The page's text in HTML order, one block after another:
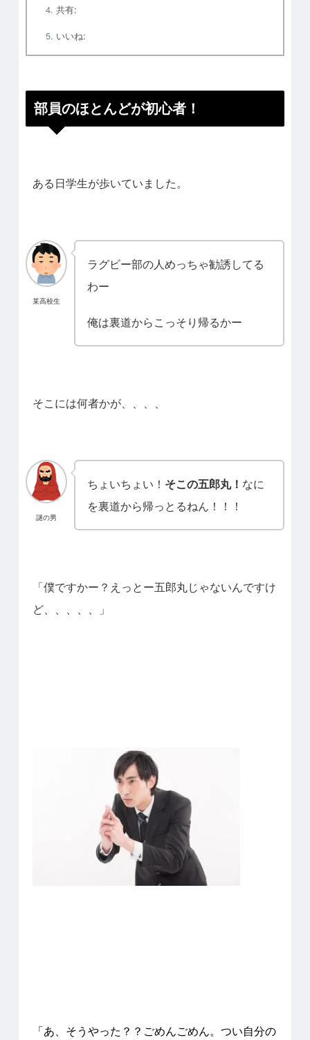
共有:
いいね:
部員のほとんどが初心者！
ある日学生が歩いていました。
某高校生
ラグビー部の人めっちゃ勧誘してる
わー
俺は裏道からこっそり帰るかー
そこには何者かが、、、、
謎の男
ちょいちょい！ そこの五郎丸！ なに
を裏道から帰っとるねん！！！
「僕ですかー？えっとー五郎丸じゃないんですけ
ど、、、、、」
「あ、そうやった？？ごめんごめん。 つい自分の